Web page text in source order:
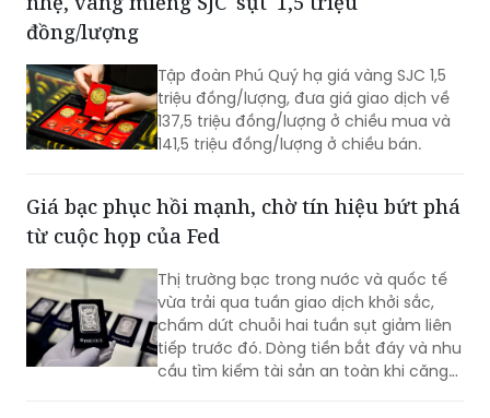
đồng/lượng
Tập đoàn Phú Quý hạ giá vàng SJC 1,5
triệu đồng/lượng, đưa giá giao dịch về
137,5 triệu đồng/lượng ở chiều mua và
141,5 triệu đồng/lượng ở chiều bán.
Giá bạc phục hồi mạnh, chờ tín hiệu bứt phá
từ cuộc họp của Fed
Thị trường bạc trong nước và quốc tế
vừa trải qua tuần giao dịch khởi sắc,
chấm dứt chuỗi hai tuần sụt giảm liên
tiếp trước đó. Dòng tiền bắt đáy và nhu
cầu tìm kiếm tài sản an toàn khi căng